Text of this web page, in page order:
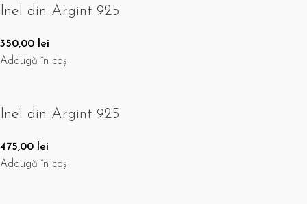
Inel din Argint 925
350,00 lei
Adaugă în coș
Inel din Argint 925
475,00 lei
Adaugă în coș